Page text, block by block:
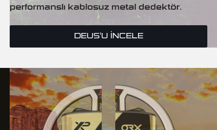
performanslı kablosuz metal dedektör.
DEUS'U İNCELE